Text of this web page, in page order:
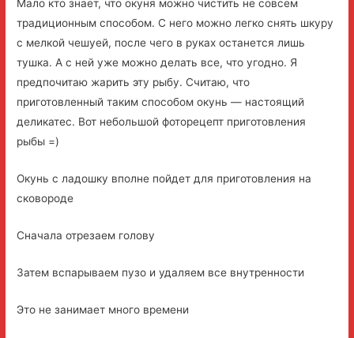
Мало кто знает, что окуня можно чистить не совсем
традиционным способом. С него можно легко снять шкуру
с мелкой чешуей, после чего в руках останется лишь
тушка. А с ней уже можно делать все, что угодно. Я
предпочитаю жарить эту рыбу. Считаю, что
приготовленный таким способом окунь — настоящий
деликатес. Вот небольшой фоторецепт приготовления
рыбы =)
Окунь с ладошку вполне пойдет для приготовления на
сковороде
Сначала отрезаем голову
Затем вспарываем пузо и удаляем все внутренности
Это не занимает много времени